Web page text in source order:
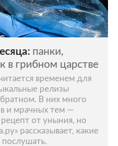
панки,
в грибном царстве
временем для
релизы
В них много
и мрачных тем —
от уныния, но
рассказывает, какие
послушать.